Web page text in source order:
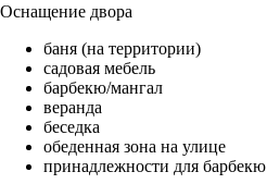
Оснащение двора
баня (на территории)
садовая мебель
барбекю/мангал
веранда
беседка
обеденная зона на улице
принадлежности для барбекю